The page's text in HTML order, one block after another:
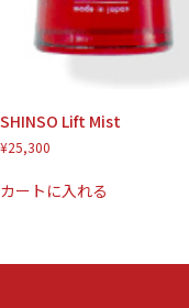
SHINSO Lift Mist
¥25,300
カートに入れる